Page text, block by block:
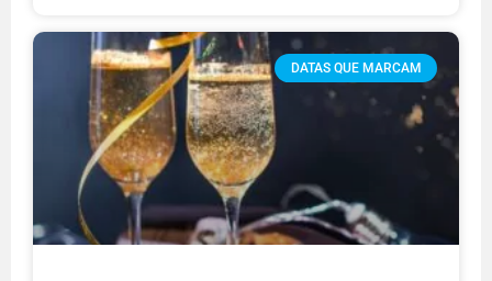
DATAS QUE MARCAM